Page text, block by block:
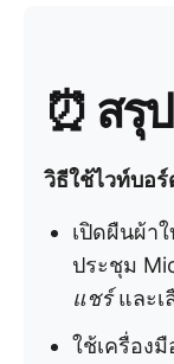
⏰ สรุ
วิธีใช้ไวท์บอ
เปิดผืนผ้า
ประชุม
แชร์และเ
ใช้เครื่อง